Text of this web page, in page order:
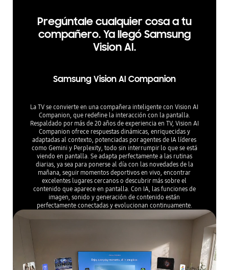
Pregúntale cualquier cosa a tu
compañero. Ya llegó Samsung
Vision AI.
Samsung Vision AI Companion
La TV se convierte en una compañera inteligente con Vision AI
Companion, que redefine la interacción con la pantalla.
Respaldado por más de 20 años de experiencia en TV, Vision AI
Companion ofrece respuestas dinámicas, enriquecidas y
adaptadas al contexto, potenciadas por agentes de IA líderes
como Gemini y Perplexity, todo sin interrumpir lo que se está
viendo en pantalla. Se adapta perfectamente a las rutinas
diarias, ya sea para ponerse al día con las novedades de la
mañana, seguir momentos deportivos en vivo, encontrar
excelentes lugares cercanos o descubrir más sobre el
contenido que aparece en pantalla. Con IA, las funciones de
imagen, sonido y generación de contenido están
perfectamente conectadas y evolucionan continuamente.